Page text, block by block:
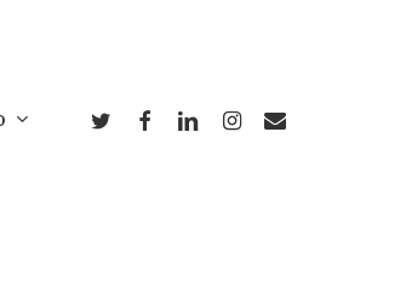
twitterfacebooklinkedininstagram
email